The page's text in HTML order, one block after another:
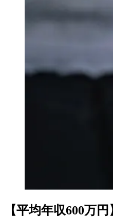
【平均年収600万